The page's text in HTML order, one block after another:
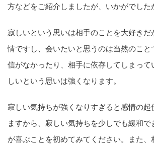
方などをご紹介しましたが、いかがでした
寂しいという思いは相手のことを大好きだ
情ですし、会いたいと思うのは当然のこと
信がなかったり、相手に依存してしまって
しいという思いは強くなります。
寂しい気持ちが強くなりすぎると感情の起
ますから、寂しい気持ちを少しでも緩和
が喜ぶことを初めてみてください。また